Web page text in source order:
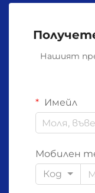
Нашият
Имейл
Мобилен
Код